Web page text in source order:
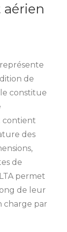
de
constitue
contient
des
de
permet
de leur
charge par